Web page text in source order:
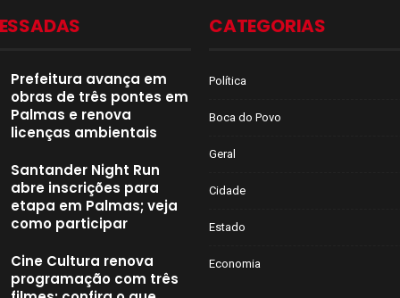
Prefeitura avança em
obras de três pontes em
Palmas e renova
licenças ambientais
Santander Night Run
abre inscrições para
etapa em Palmas; veja
como participar
Cine Cultura renova
programação com três
CATEGORIAS
Política
Boca do Povo
Geral
Cidade
Estado
Economia